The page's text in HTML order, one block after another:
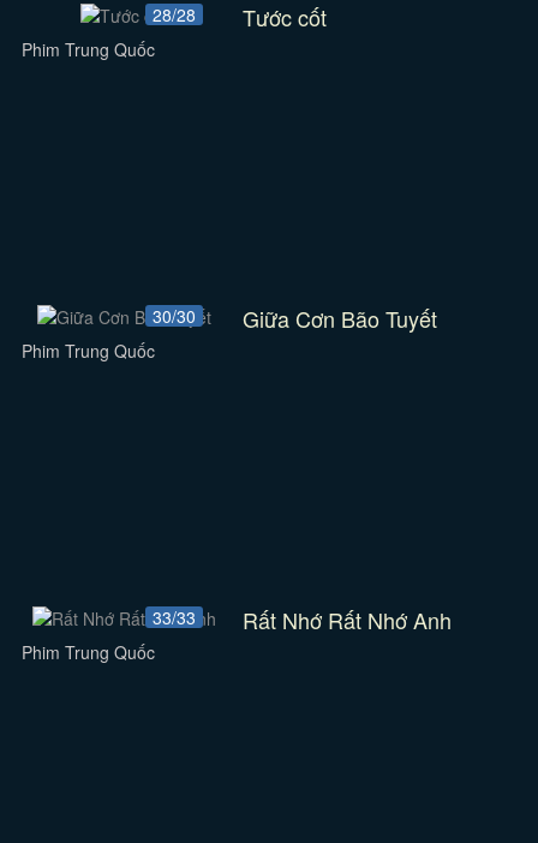
28/28 Tước cốt
Phim Trung Quốc
30/30 Giữa Cơn Bão Tuyết
Phim Trung Quốc
33/33 Rất Nhớ Rất Nhớ Anh
Phim Trung Quốc